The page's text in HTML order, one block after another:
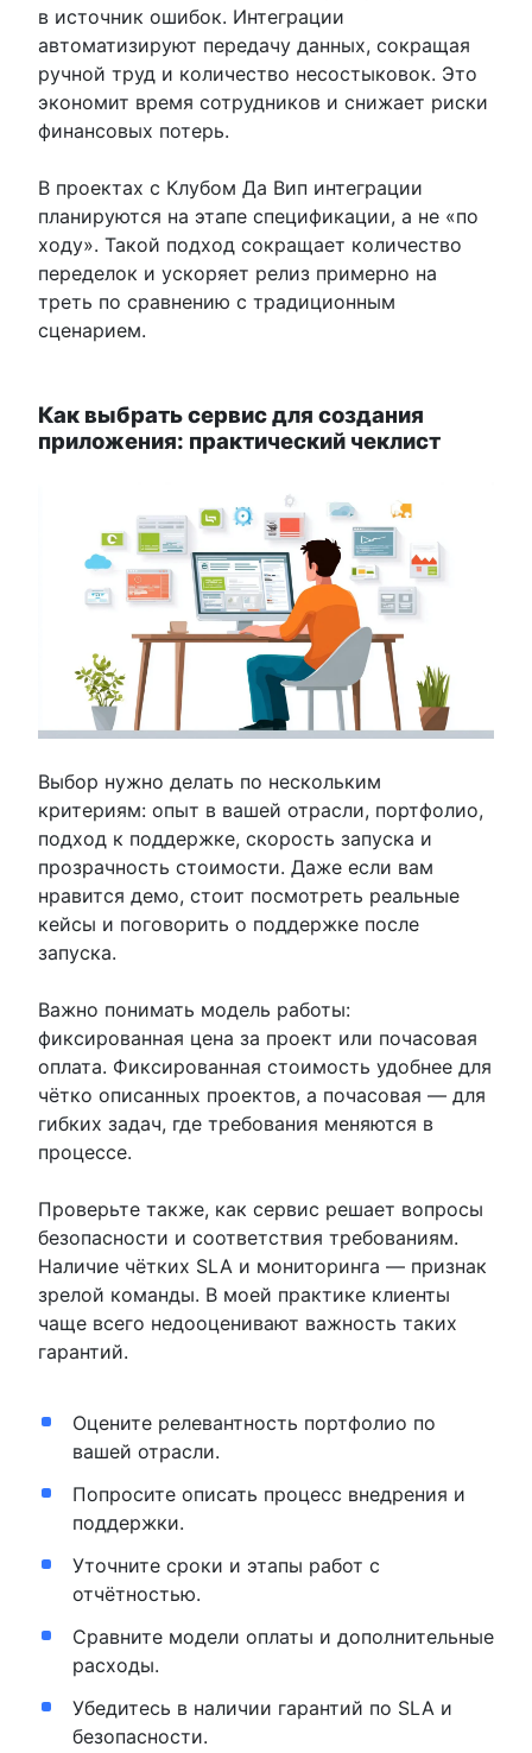
в источник ошибок. Интеграции
автоматизируют передачу данных, сокращая
ручной труд и количество несостыковок. Это
экономит время сотрудников и снижает риски
финансовых потерь.
В проектах с Клубом Да Вип интеграции
планируются на этапе спецификации, а не «по
ходу». Такой подход сокращает количество
переделок и ускоряет релиз примерно на
треть по сравнению с традиционным
сценарием.
Как выбрать сервис для создания
приложения: практический чеклист
Выбор нужно делать по нескольким
критериям: опыт в вашей отрасли, портфолио,
подход к поддержке, скорость запуска и
прозрачность стоимости. Даже если вам
нравится демо, стоит посмотреть реальные
кейсы и поговорить о поддержке после
запуска.
Важно понимать модель работы:
фиксированная цена за проект или почасовая
оплата. Фиксированная стоимость удобнее для
чётко описанных проектов, а почасовая — для
гибких задач, где требования меняются в
процессе.
Проверьте также, как сервис решает вопросы
безопасности и соответствия требованиям.
Наличие чётких SLA и мониторинга — признак
зрелой команды. В моей практике клиенты
чаще всего недооценивают важность таких
гарантий.
Оцените релевантность портфолио по
вашей отрасли.
Попросите описать процесс внедрения и
поддержки.
Уточните сроки и этапы работ с
отчётностью.
Сравните модели оплаты и дополнительные
расходы.
Убедитесь в наличии гарантий по SLA и
безопасности.